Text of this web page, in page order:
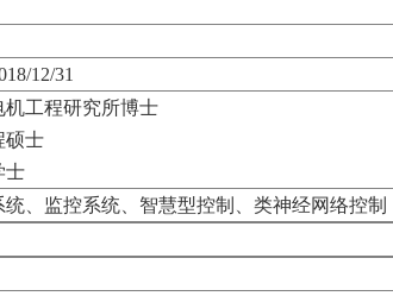
12/31
机工程研究所博士
硕士
士
统、监控系统、智慧型控制、类神经网络控制